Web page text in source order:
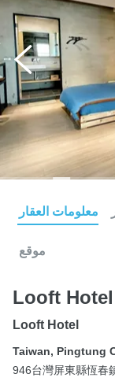
معلومات العقار
موقع
Looft Hotel
Looft Hotel
Taiwan, Pingtung
946台灣屏東縣恆春